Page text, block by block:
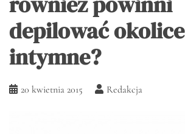
depilować okolice
intymne?
20 kwietnia 2015 Redakcja